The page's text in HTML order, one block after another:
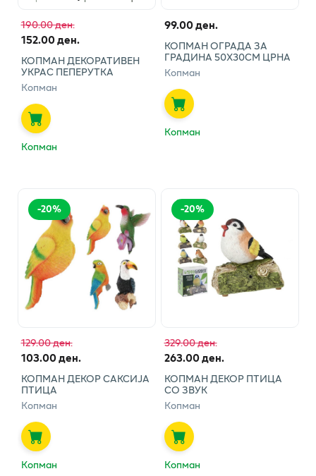
190.00 ден.
152.00 ден.
КОПМАН ДЕКОРАТИВЕН
УКРАС ПЕПЕРУТКА
Копман
Копман
99.00 ден.
КОПМАН ОГРАДА ЗА
ГРАДИНА 50Х30СМ ЦРНА
Копман
Копман
-20%
129.00 ден.
103.00 ден.
КОПМАН ДЕКОР САКСИЈА
ПТИЦА
Копман
Копман
-20%
329.00 ден.
263.00 ден.
КОПМАН ДЕКОР ПТИЦА
СО ЗВУК
Копман
Копман